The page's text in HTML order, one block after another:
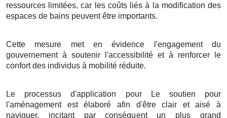
ressources limitées, car les coûts liés à la modification des
espaces de bains peuvent être importants.
Cette mesure met en évidence l'engagement du
gouvernement à soutenir l'accessibilité et à renforcer le
confort des individus à mobilité réduite.
Le processus d'application pour Le soutien pour
l'aménagement est élaboré afin d'être clair et aisé à
naviguer, incitant par conséquent un plus grand